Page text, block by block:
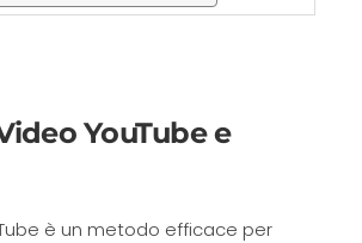
YouTube e
è un metodo efficace per
assistenza immediata.
qualificato e disponibile per
e promozione.